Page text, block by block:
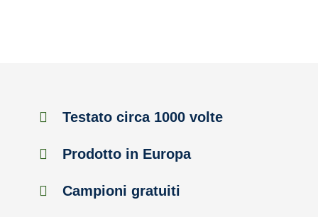
Testato circa 1000 volte
Prodotto in Europa
Campioni gratuiti